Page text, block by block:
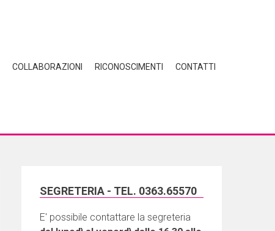
COLLABORAZIONI RICONOSCIMENTI CONTATTI
SEGRETERIA - TEL. 0363.65570
E' possibile contattare la segreteria